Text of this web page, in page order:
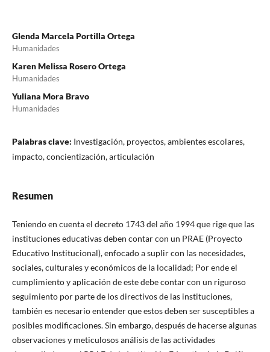
Glenda Marcela Portilla Ortega
Humanidades
Karen Melissa Rosero Ortega
Humanidades
Yuliana Mora Bravo
Humanidades
Palabras clave: Investigación, proyectos, ambientes escolares,
impacto, concientización, articulación
Resumen
Teniendo en cuenta el decreto 1743 del año 1994 que rige que las
instituciones educativas deben contar con un PRAE (Proyecto
Educativo Institucional), enfocado a suplir con las necesidades,
sociales, culturales y económicos de la localidad; Por ende el
cumplimiento y aplicación de este debe contar con un riguroso
seguimiento por parte de los directivos de las instituciones,
también es necesario entender que estos deben ser susceptibles a
posibles modificaciones. Sin embargo, después de hacerse algunas
observaciones y meticulosos análisis de las actividades